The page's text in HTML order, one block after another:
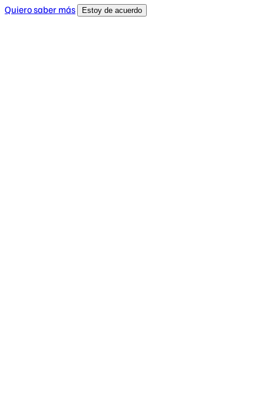
Quiero saber más
Estoy de acuerdo